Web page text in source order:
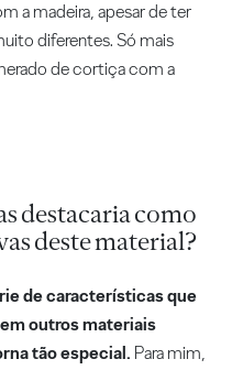
a madeira, apesar de ter
diferentes. Só mais
de cortiça com a
destacaria como
deste material?
de características que
outros materiais
tão especial. Para mim,